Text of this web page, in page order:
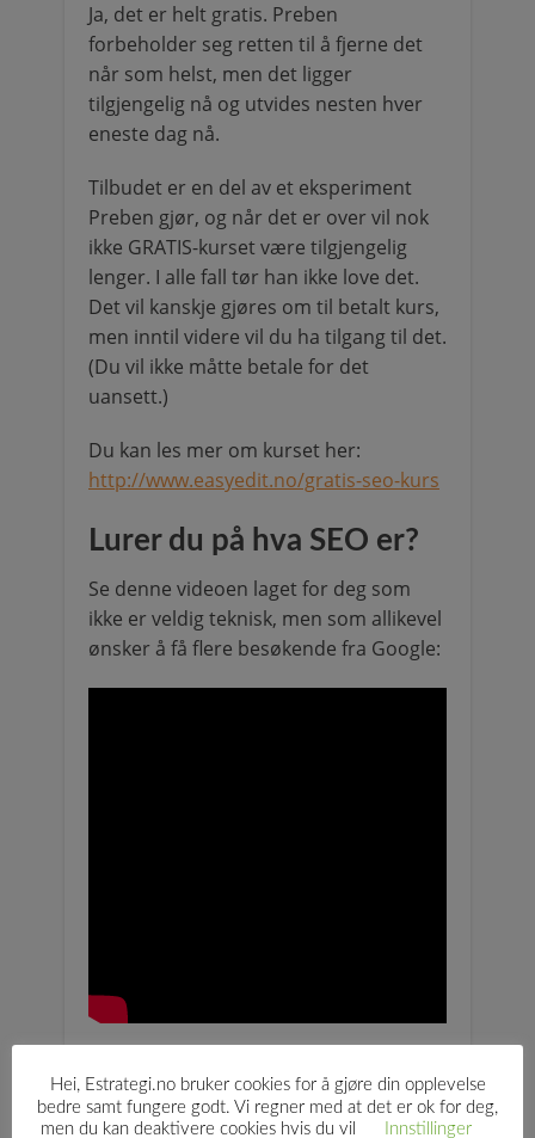
Ja, det er helt gratis. Preben
forbeholder seg retten til å fjerne det
når som helst, men det ligger
tilgjengelig nå og utvides nesten hver
eneste dag nå.
Tilbudet er en del av et eksperiment
Preben gjør, og når det er over vil nok
ikke GRATIS-kurset være tilgjengelig
lenger. I alle fall tør han ikke love det.
Det vil kanskje gjøres om til betalt kurs,
men inntil videre vil du ha tilgang til det.
(Du vil ikke måtte betale for det
uansett.)
Du kan les mer om kurset her:
http://www.easyedit.no/gratis-seo-kurs
Lurer du på hva SEO er?
Se denne videoen laget for deg som
ikke er veldig teknisk, men som allikevel
ønsker å få flere besøkende fra Google:
Preben O.
Hei, Estrategi.no bruker cookies for å gjøre din opplevelse
bedre samt fungere godt. Vi regner med at det er ok for deg,
men du kan deaktivere cookies hvis du vil
Innstillinger